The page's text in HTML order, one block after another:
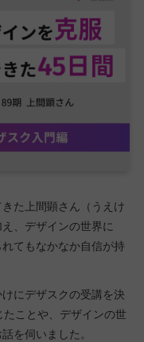
た上間顕さん（うえけ
、デザインの世界に
てもなかなか自信が持
にデザスクの受講を決
ことや、デザインの世
を伺いました。